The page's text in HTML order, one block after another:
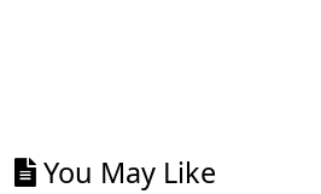
You May Like